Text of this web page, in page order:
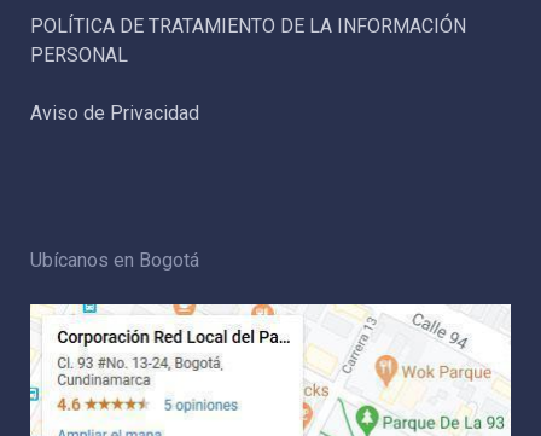
POLÍTICA DE TRATAMIENTO DE LA INFORMACIÓN
PERSONAL
Aviso de Privacidad
Ubícanos en Bogotá